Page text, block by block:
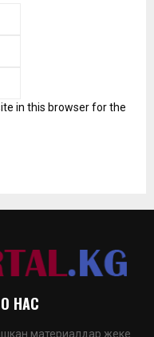
in this browser for the
НАС
материалдар жеке